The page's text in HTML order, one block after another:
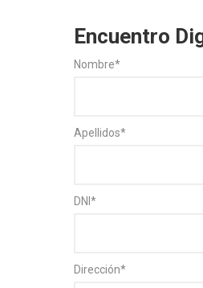
Encuentro
Nombre*
Apellidos*
DNI *
Dirección*